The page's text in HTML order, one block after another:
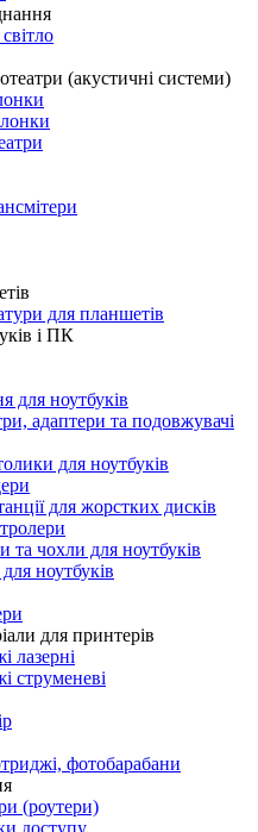
(акустичні системи)
для планшетів
і ПК
для ноутбуків
адаптери та подовжувачі
для ноутбуків
для жорстких дисків
чохли для ноутбуків
ноутбуків
для принтерів
лазерні
струменеві
фотобарабани
(роутери)
доступу